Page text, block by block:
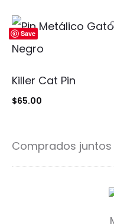
Save
Killer Cat Pin
$65.00
Comprados